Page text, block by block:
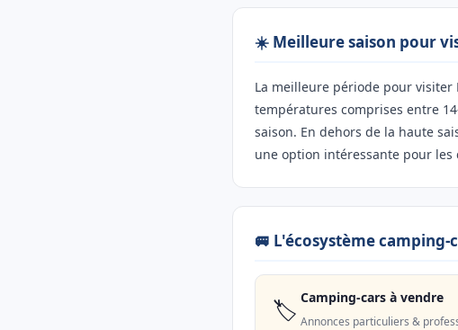
☀️ Meilleure saison pour
La meilleure période pour
températures comprises entre
saison. En dehors de la haute
une option intéressante pour
🚐 L'écosystème camping-
🏷️ Camping-cars à vendre
Annonces particuliers &